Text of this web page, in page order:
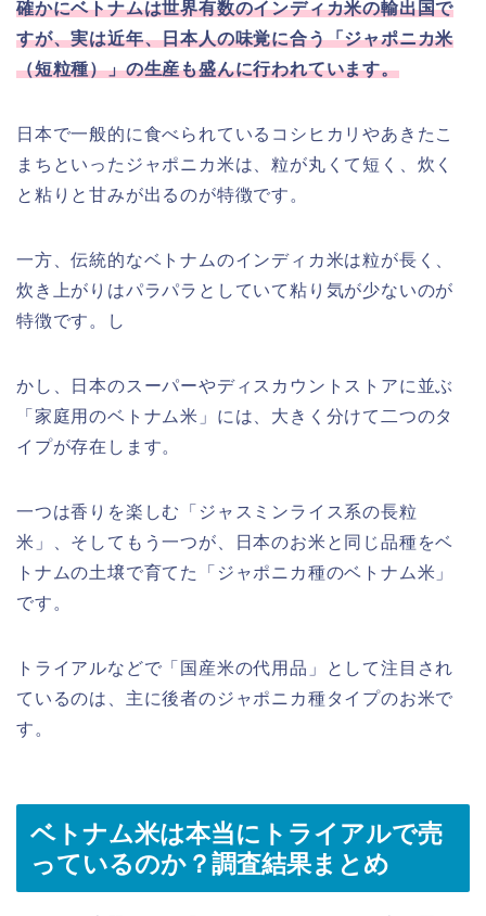
確かにベトナムは世界有数のインディカ米の輸出国で
すが、実は近年、日本人の味覚に合う「ジャポニカ米
（短粒種）」の生産も盛んに行われています。
日本で一般的に食べられているコシヒカリやあきたこ
まちといったジャポニカ米は、粒が丸くて短く、炊く
と粘りと甘みが出るのが特徴です。
一方、伝統的なベトナムのインディカ米は粒が長く、
炊き上がりはパラパラとしていて粘り気が少ないのが
特徴です。し
かし、日本のスーパーやディスカウントストアに並ぶ
「家庭用のベトナム米」には、大きく分けて二つのタ
イプが存在します。
一つは香りを楽しむ「ジャスミンライス系の長粒
米」、そしてもう一つが、日本のお米と同じ品種をベ
トナムの土壌で育てた「ジャポニカ種のベトナム米」
です。
トライアルなどで「国産米の代用品」として注目され
ているのは、主に後者のジャポニカ種タイプのお米で
す。
ベトナム米は本当にトライアルで売
っているのか？調査結果まとめ